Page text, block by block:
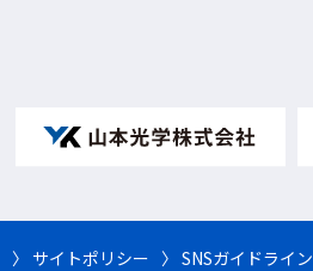
〉 サイトポリシー 〉 SNSガイドライン